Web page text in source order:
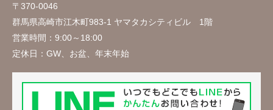
〒370-0046
群馬県高崎市江木町983-1 ヤマタカシティビル 1階
営業時間： 9:00～18:00
定休日： GW、お盆、年末年始